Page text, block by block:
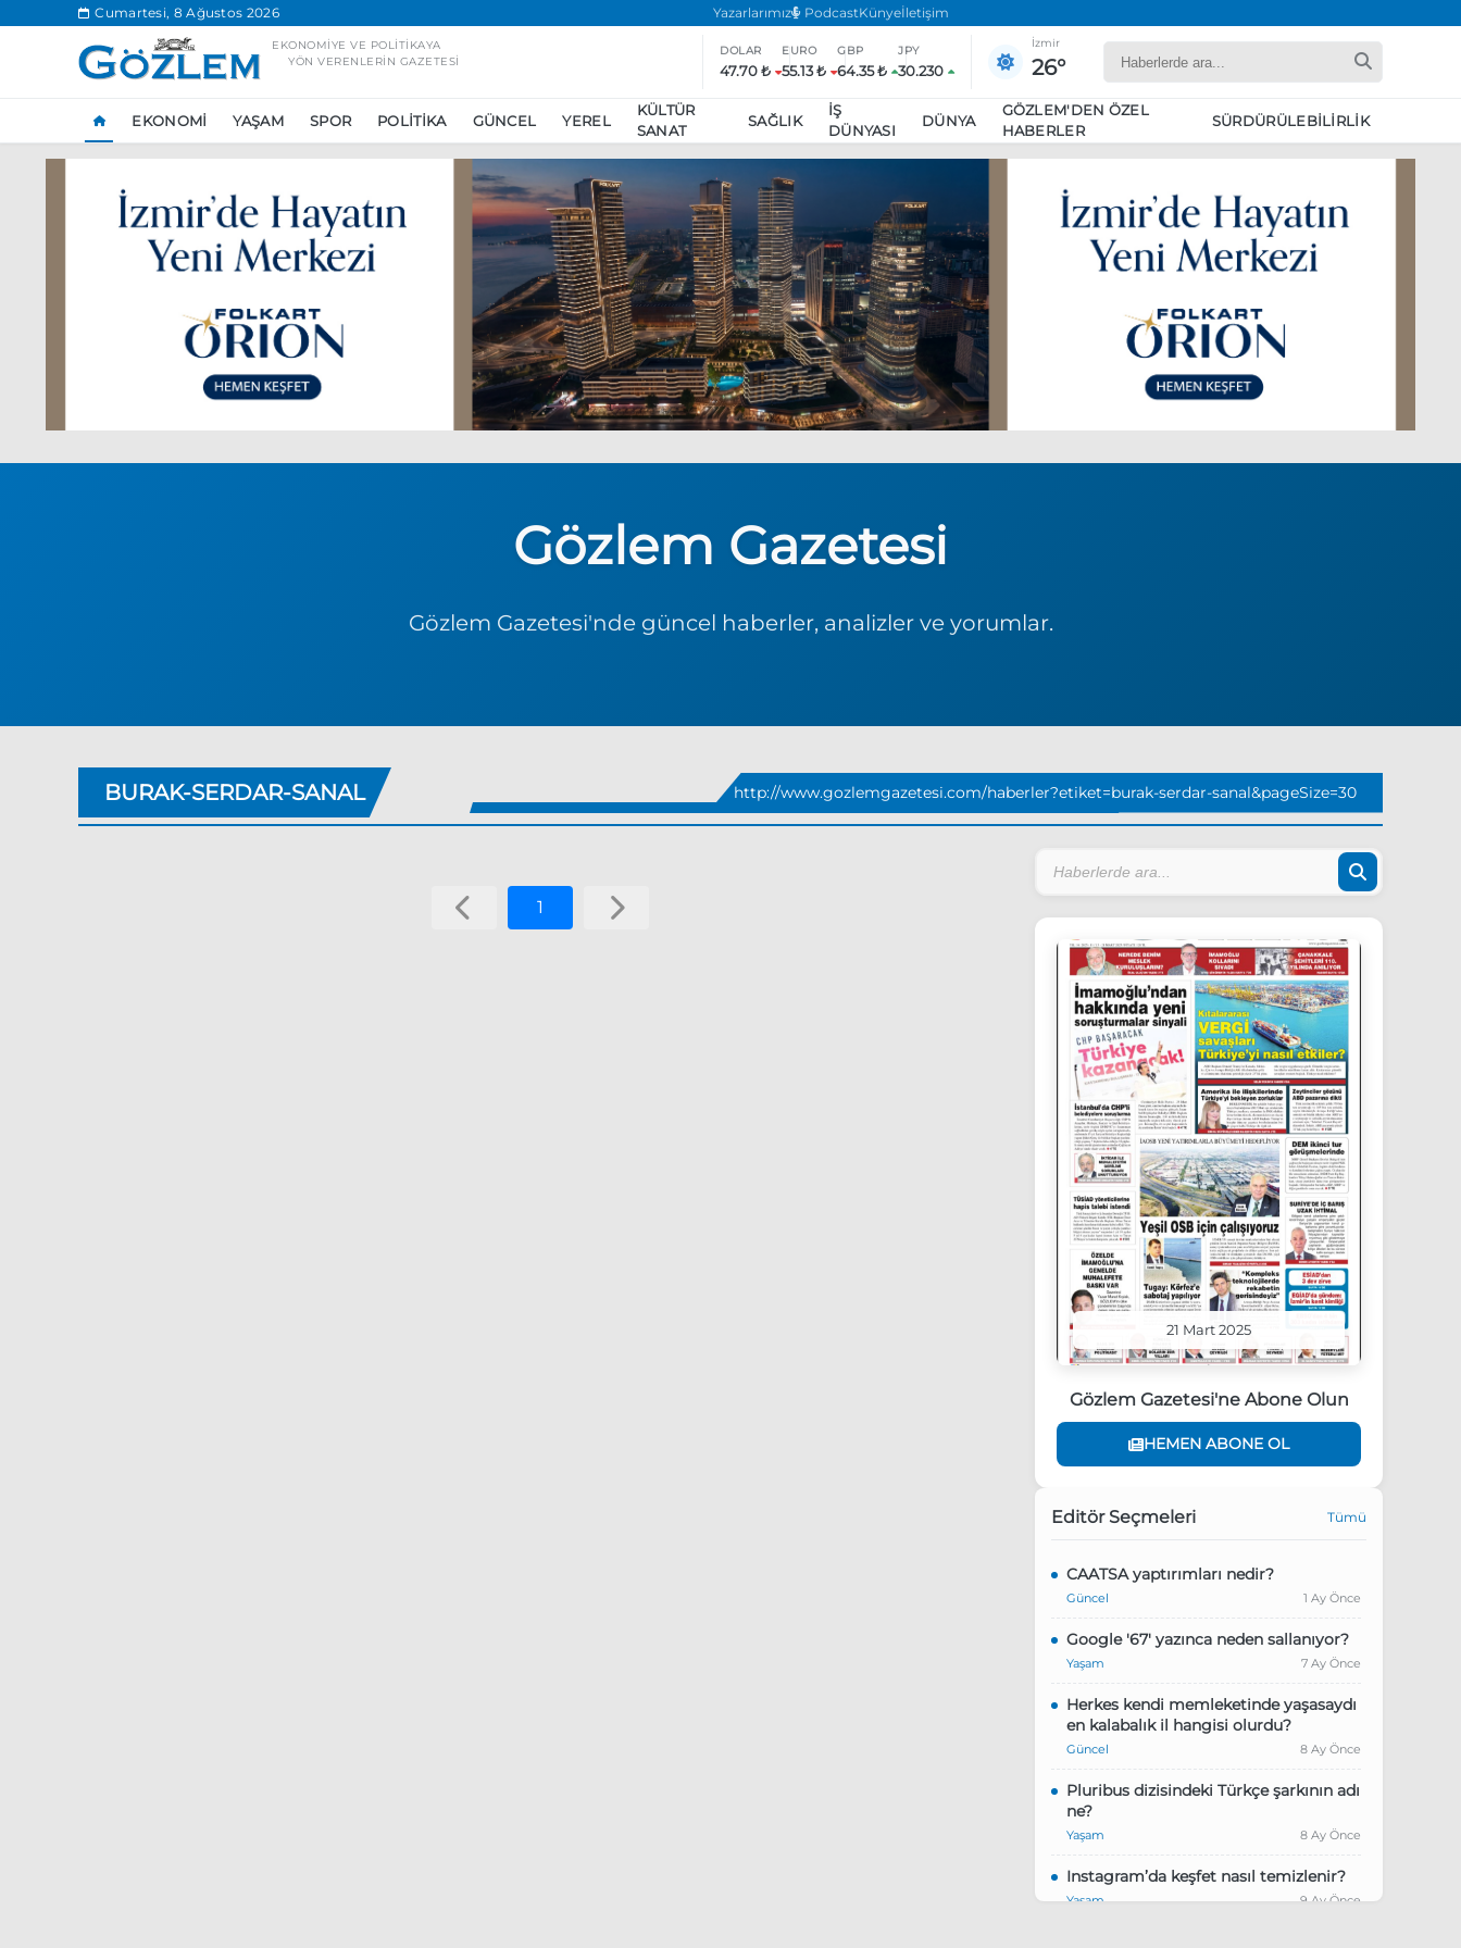
Cumartesi, 8 Ağustos 2026 Yazarlarımız PodcastKünyeİletişim
EKONOMIYE VE POLITIKAYA
YÖN VERENLERIN GAZETESI
DOLAR
47.70 ₺
EURO
55.13 ₺
GBP
64.35 ₺
JPY
30.230
İzmir
26°
EKONOMI YAŞAM SPOR POLITIKA GÜNCEL YEREL
KÜLTÜR
SANAT
SAĞLIK
İŞ
DÜNYASI
DÜNYA
GÖZLEM'DEN ÖZEL
HABERLER
SÜRDÜRÜLEBILIRLIK
Ankara’da eylem yasağı uzatıldı
Özgür Özel, Ekrem İmamoğlu’nu ziyaret edecek
Ünlü çift bir etkinliğe daha katılmama kararı aldı
Boykot
Gözlem Gazetesi
Gözlem Gazetesi'nde güncel haberler, analizler ve yorumlar.
BURAK-SERDAR-SANAL http://www.gozlemgazetesi.com/haberler?etiket=burak-serdar-sanal&pageSize=30
1
21 Mart 2025
Gözlem Gazetesi'ne Abone Olun
HEMEN ABONE OL
Editör Seçmeleri Tümü
CAATSA yaptırımları nedir?
Güncel 1 Ay Önce
Google '67' yazınca neden sallanıyor?
Yaşam 7 Ay Önce
Herkes kendi memleketinde yaşasaydı
en kalabalık il hangisi olurdu?
Güncel 8 Ay Önce
Pluribus dizisindeki Türkçe şarkının adı
ne?
Yaşam 8 Ay Önce
Instagram’da keşfet nasıl temizlenir?
Yaşam 9 Ay Önce